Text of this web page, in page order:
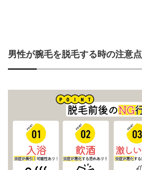
男性が腕毛を脱毛する時の注意点